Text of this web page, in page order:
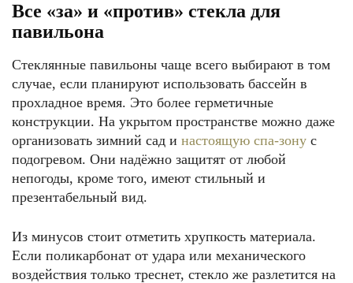
Все «за» и «против» стекла для
павильона
Стеклянные павильоны чаще всего выбирают в том
случае, если планируют использовать бассейн в
прохладное время. Это более герметичные
конструкции. На укрытом пространстве можно даже
организовать зимний сад и настоящую спа-зону с
подогревом. Они надёжно защитят от любой
непогоды, кроме того, имеют стильный и
презентабельный вид.
Из минусов стоит отметить хрупкость материала.
Если поликарбонат от удара или механического
воздействия только треснет, стекло же разлетится на